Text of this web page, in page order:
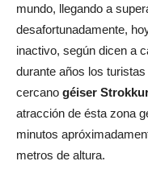
mundo, llegando a
desafortunadamente,
inactivo, según dicen a
durante años los
cercano géiser
atracción de ésta zona
minutos
metros de altura.